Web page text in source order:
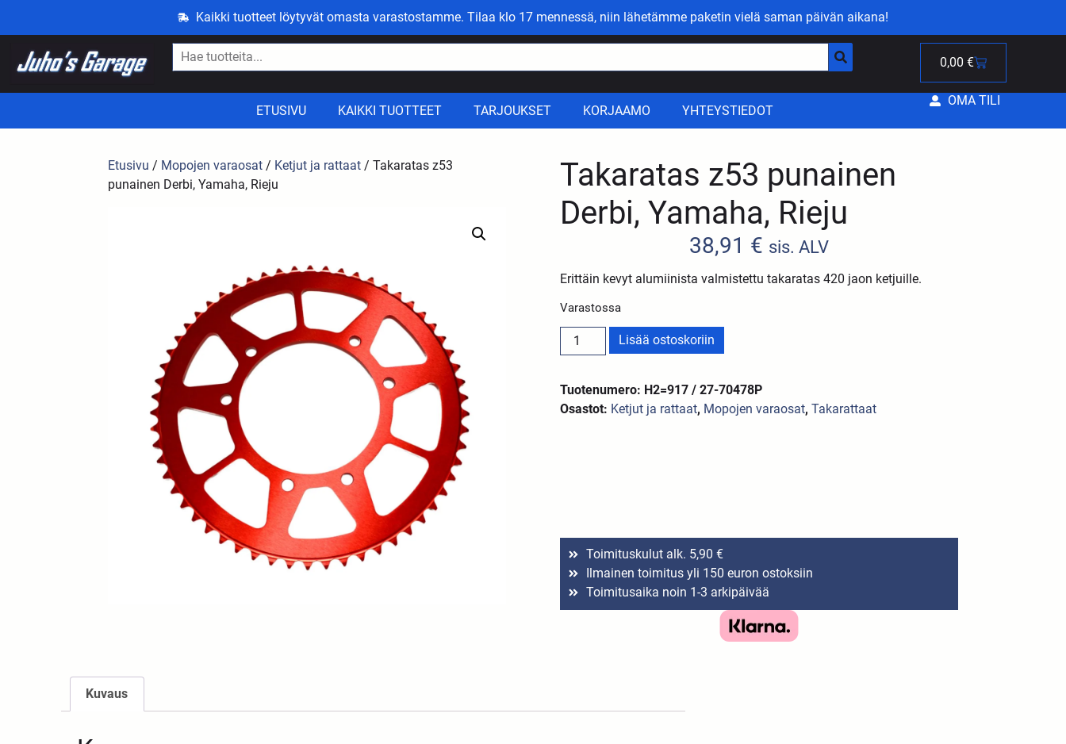
Kaikki tuotteet löytyvät omasta varastostamme. Tilaa klo 17 mennessä, niin lähetämme paketin vielä saman päivän aikana!
0,00 €
ETUSIVU KAIKKI TUOTTEET TARJOUKSET KORJAAMO YHTEYSTIEDOT
OMA TILI
Etusivu / Mopojen varaosat / Ketjut ja rattaat / Takaratas z53
punainen Derbi, Yamaha, Rieju
Takaratas z53 punainen
Derbi, Yamaha, Rieju
38,91 € sis. ALV
Erittäin kevyt alumiinista valmistettu takaratas 420 jaon ketjuille.
Varastossa
Lisää ostoskoriin
Tuotenumero: H2=917 / 27-70478P
Osastot: Ketjut ja rattaat, Mopojen varaosat,Takarattaat
Toimituskulut alk. 5,90 €
Ilmainen toimitus yli 150 euron ostoksiin
Toimitusaika noin 1-3 arkipäivää
Kuvaus